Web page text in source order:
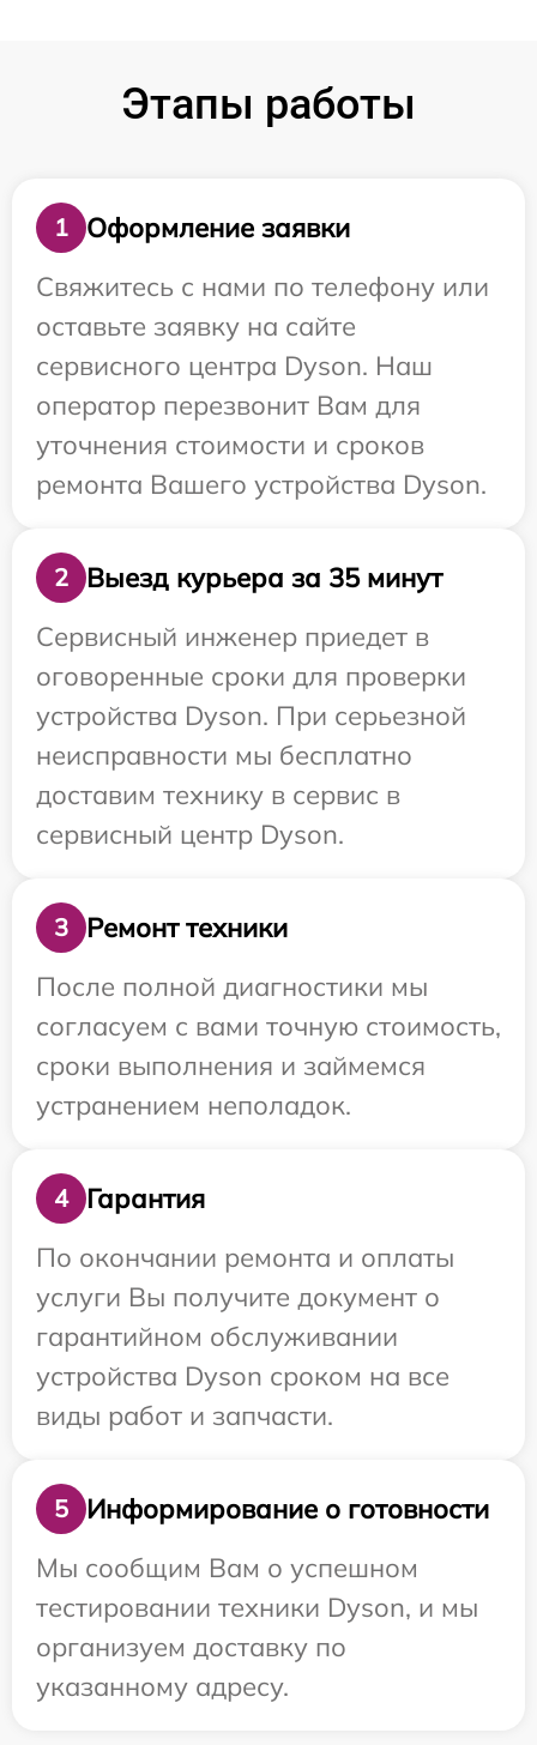
Этапы работы
1
Оформление заявки
Свяжитесь с нами по телефону или
оставьте заявку на сайте
сервисного центра Dyson. Наш
оператор перезвонит Вам для
уточнения стоимости и сроков
ремонта Вашего устройства Dyson.
2
Выезд курьера за 35 минут
Сервисный инженер приедет в
оговоренные сроки для проверки
устройства Dyson. При серьезной
неисправности мы бесплатно
доставим технику в сервис в
сервисный центр Dyson.
3
Ремонт техники
После полной диагностики мы
согласуем с вами точную стоимость,
сроки выполнения и займемся
устранением неполадок.
4
Гарантия
По окончании ремонта и оплаты
услуги Вы получите документ о
гарантийном обслуживании
устройства Dyson сроком на все
виды работ и запчасти.
5
Информирование о готовности
Мы сообщим Вам о успешном
тестировании техники Dyson, и мы
организуем доставку по
указанному адресу.